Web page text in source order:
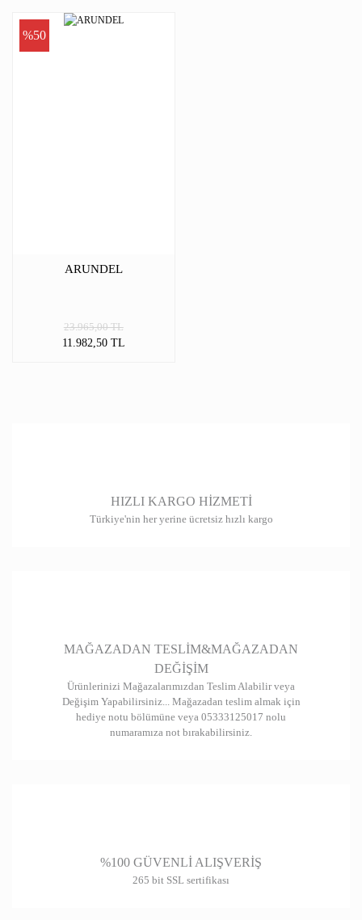
ARUNDEL
%50
11.982,50 TL
23.965,00 TL
HIZLI KARGO HİZMETİ
Türkiye'nin her yerine ücretsiz hızlı kargo
MAĞAZADAN TESLİM&MAĞAZADAN
DEĞİŞİM
Ürünlerinizi Mağazalarımızdan Teslim Alabilir veya
Değişim Yapabilirsiniz... Mağazadan teslim almak için
hediye notu bölümüne veya 05333125017 nolu
numaramıza not bırakabilirsiniz.
%100 GÜVENLİ ALIŞVERİŞ
265 bit SSL sertifikası